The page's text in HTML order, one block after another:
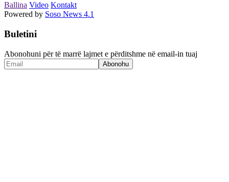
Ballina Video Kontakt
Powered by Soso News 4.1
Buletini
Abonohuni për të marrë lajmet e përditshme në email-in tuaj
Abonohu